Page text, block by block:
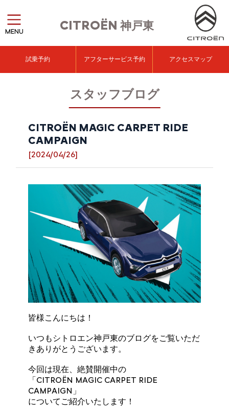
CITROËN神戸東
MENU
試乗予約 アフターサービス予約 アクセスマップ
スタッフブログ
CITROËN MAGIC CARPET RIDE
CAMPAIGN
[2024/04/26]
皆様こんにちは！
いつもシトロエン神戸東のブログをご覧いただ
きありがとうございます。
今回は現在、絶賛開催中の
「CITROËN MAGIC CARPET RIDE
CAMPAIGN」
についてご紹介いたします！